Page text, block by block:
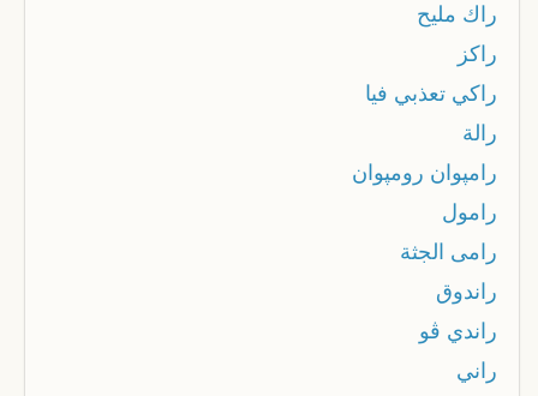
راك مليح
راكز
راكي تعذبي فيا
رالة
رامپوان رومپوان
رامول
رامى الجثة
راندوق
راندي ڤو
راني